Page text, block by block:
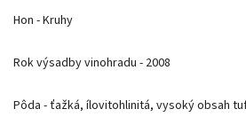
Hon - Kruhy
Rok výsadby vinohradu - 2008
Pôda - ťažká, ílovitohlinitá, vysoký obsah